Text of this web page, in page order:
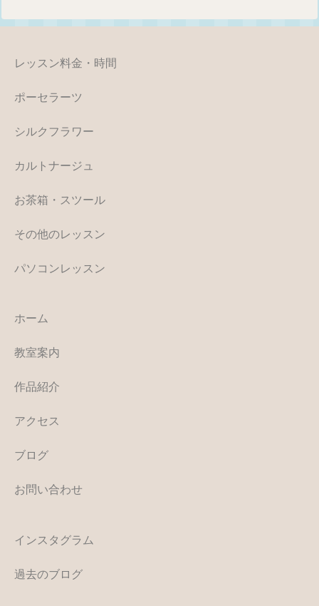
レッスン料金・時間
ポーセラーツ
シルクフラワー
カルトナージュ
お茶箱・スツール
その他のレッスン
パソコンレッスン
ホーム
教室案内
作品紹介
アクセス
ブログ
お問い合わせ
インスタグラム
過去のブログ